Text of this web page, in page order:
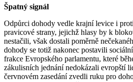
Špatný signál
Odpůrci dohody vedle krajní levice i
pravicové strany, jejichž hlasy by k
nestačili, však dostali poměrně
dohody se totiž nakonec postavili
frakce Evropského parlamentu, které
zákulisních jednání nedokázali evropští
červnovém zasedání zvedli ruku pro